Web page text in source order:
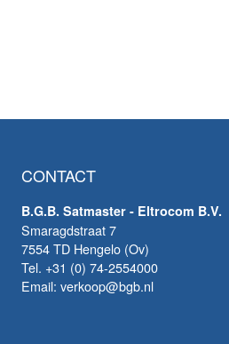
CONTACT
B.G.B. Satmaster - Eltrocom B.V.
Smaragdstraat 7
7554 TD Hengelo (Ov)
Tel. +31 (0) 74-2554000
Email: verkoop@bgb.nl